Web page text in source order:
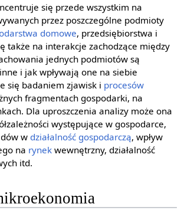
się przede wszystkim na
przez poszczególne podmioty
domowe, przedsiębiorstwa i
także na interakcje zachodzące między
jednych podmiotów są
i jak wpływają one na siebie
się badaniem zjawisk i procesów
fragmentach gospodarki, na
Dla uproszczenia analizy może ona
występujące w gospodarce,
w działalność gospodarczą, wpływ
na rynekwewnętrzny, działalność
itd.